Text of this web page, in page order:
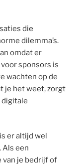
die
dilemma’s.
omdat er
sponsors is
wachten op de
je het weet, zorgt
digitale
er altijd wel
Als een
van je bedrijf of